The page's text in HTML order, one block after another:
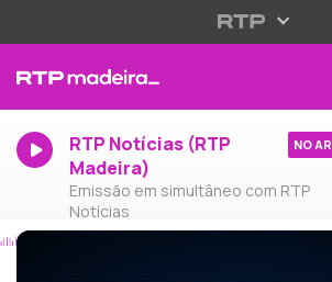
RTP Notícias (RTP
Madeira)
Emissão em simultâneo com RTP
Notícias
NO AR